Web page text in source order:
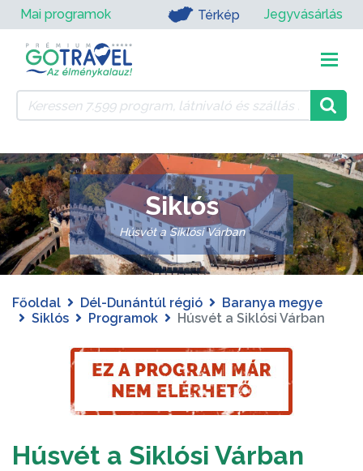
Mai programok Térkép Jegyvásárlás
Siklós
Húsvét a Siklósi Várban
Főoldal Dél-Dunántúl régió
Baranya megye
Siklós
Programok Húsvét a Siklósi Várban
Húsvét a Siklósi Várban